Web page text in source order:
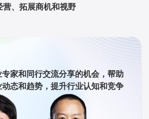
营、拓展商机和视野
家和同行交流分享的机会，帮助
态和趋势，提升行业认知和竞争